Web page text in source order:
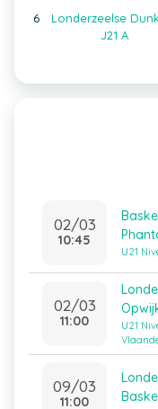
6
Londerzeelse
J21 A
02/03
10:45
U21
02/03
11:00
U21
09/03
11:00